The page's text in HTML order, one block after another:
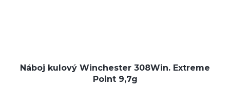
Náboj kulový Winchester 308Win. Extreme
Point 9,7g